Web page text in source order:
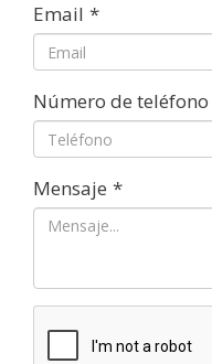
Email *
Número de teléfono
Mensaje *